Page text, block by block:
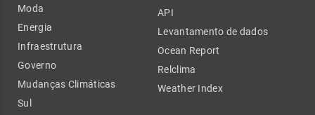
Moda
Energia
Infraestrutura
Governo
Mudanças Climáticas
Sul
API
Levantamento de dados
Ocean Report
Relclima
Weather Index